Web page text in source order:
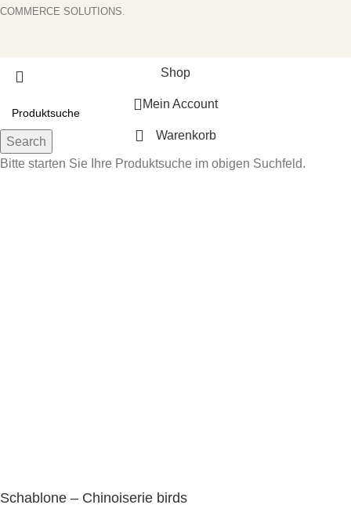
COMMERCE SOLUTIONS.
Search
Bitte starten Sie Ihre Produktsuche im obigen Suchfeld.
Shop
Mein Account
Warenkorb
Schablone – Chinoiserie birds